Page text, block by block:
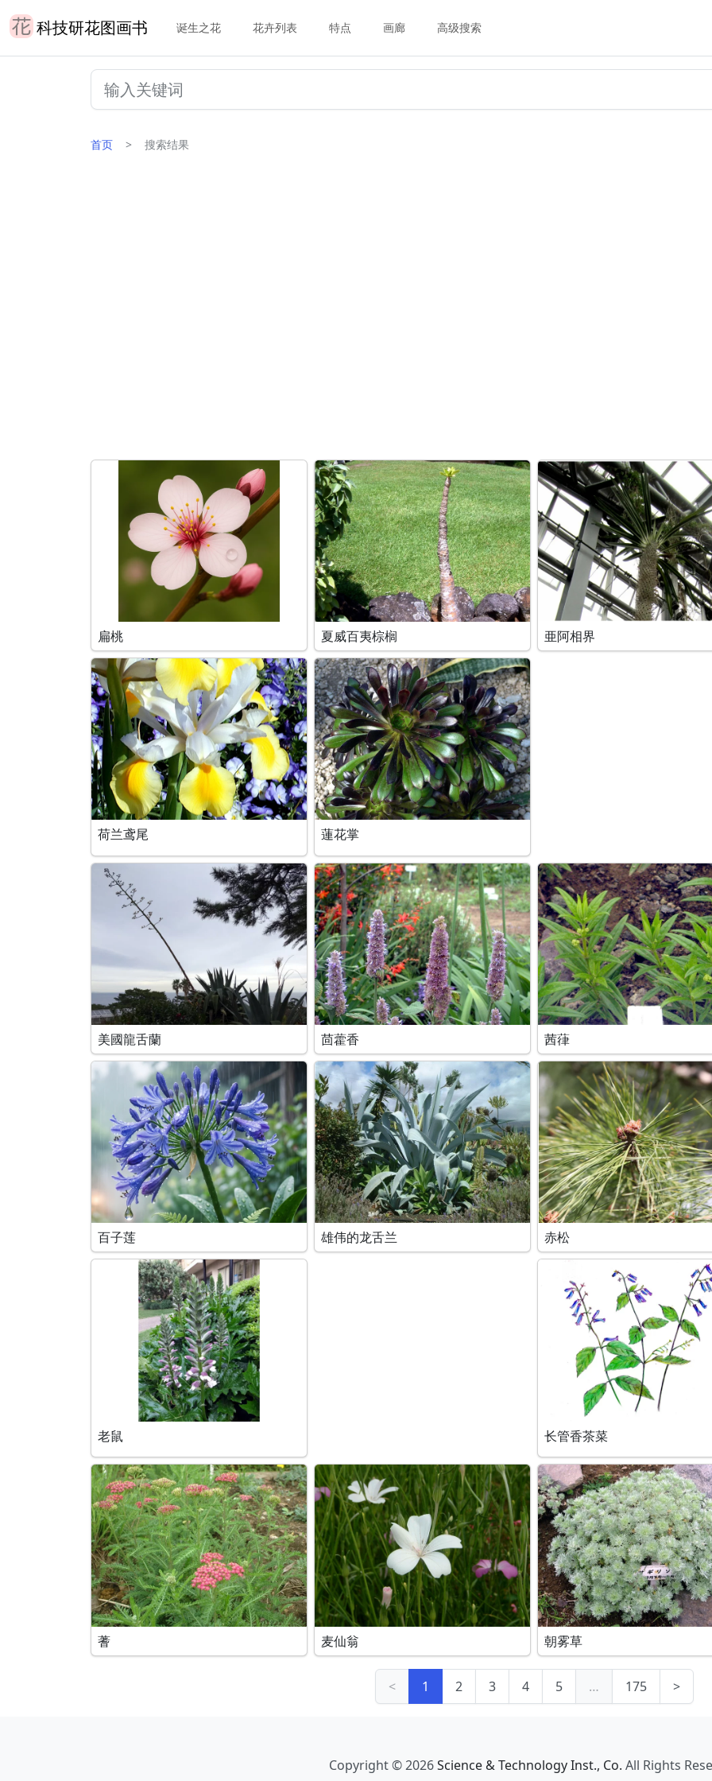
科技研花图画书 诞生之花 花卉列表 特点 画廊 高级搜索
首页 搜索结果
扁桃 夏威百夷棕榈 亜阿相界
荷兰鸢尾 蓮花掌
美國龍舌蘭 茴藿香 茜葎
百子莲 雄伟的龙舌兰 赤松
老鼠 长管香茶菜
蓍 麦仙翁 朝雾草
< 1 2 3 4 5 … 175 >
Copyright © 2026Science & Technology Inst., Co. All Rights